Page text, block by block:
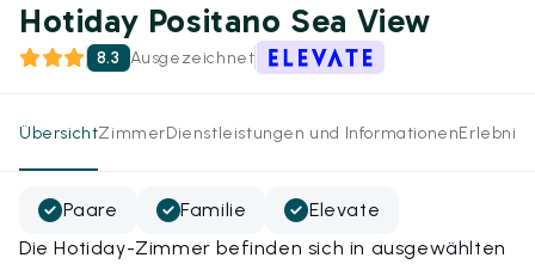
Hotiday Positano Sea View
8.3 Ausgezeichnet
ÜbersichtZimmerDienstleistungen und Informationen
Paare Familie
Elevate
Die Hotiday-Zimmer befinden sich in ausgewählten